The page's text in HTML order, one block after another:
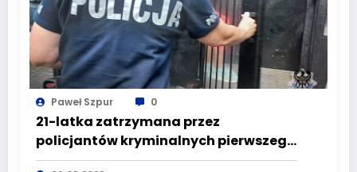
Paweł Szpur 0
21-latka zatrzymana przez
policjantów kryminalnych pierwszego
komisariatu za kradzieże sklepowe